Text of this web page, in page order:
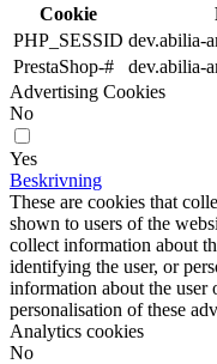
Cookie
PHP_SESSID dev.abilia-
PrestaShop-#
dev.abilia-
Advertising Cookies
No
Yes
Beskrivning
These are cookies that
shown to users of the
collect information about
identifying the user, or
information about the user
personalisation of these
Analytics cookies
No